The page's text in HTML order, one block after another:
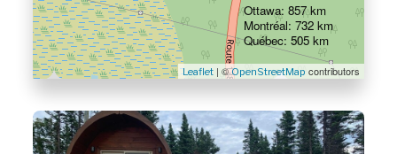
Leaflet| ©OpenStreetMap contributors
Ottawa: 857 km
Montréal: 732 km
Québec: 505 km